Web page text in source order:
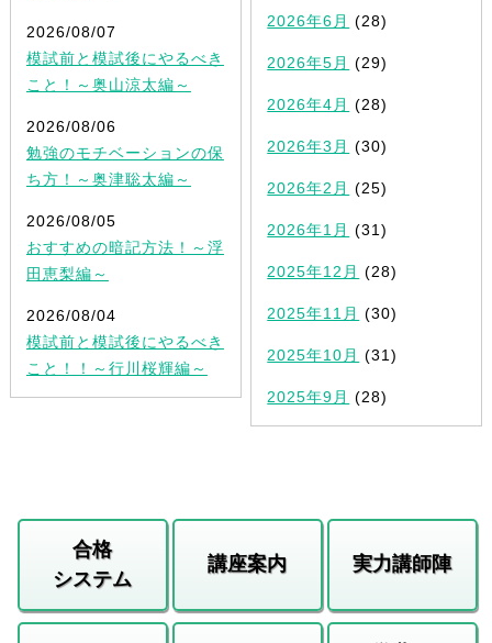
2026/08/07
模試前と模試後にやるべき
こと！～奥山涼太編～
2026/08/06
勉強のモチベーションの保
ち方！～奥津聡太編～
2026/08/05
おすすめの暗記方法！～浮
田恵梨編～
2026/08/04
模試前と模試後にやるべき
こと！！～行川桜輝編～
2026年6月 (28)
2026年5月 (29)
2026年4月 (28)
2026年3月 (30)
2026年2月 (25)
2026年1月 (31)
2025年12月 (28)
2025年11月 (30)
2025年10月 (31)
2025年9月 (28)
合格
システム
講座案内 実力講師陣